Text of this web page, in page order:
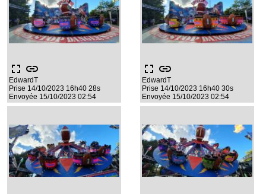
fullscreen link
EdwardT
Prise 14/10/2023 16h40 28s
Envoyée 15/10/2023 02:54
fullscreen link
EdwardT
Prise 14/10/2023 16h40 30s
Envoyée 15/10/2023 02:54